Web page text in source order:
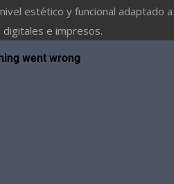
estético y funcional adaptado
digitales e impresos.